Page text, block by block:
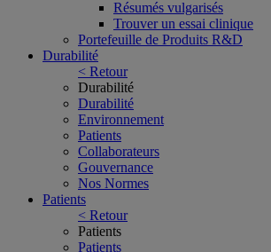
Résumés vulgarisés
Trouver un essai clinique
Portefeuille de Produits R&D
Durabilité
< Retour
Durabilité
Durabilité
Environnement
Patients
Collaborateurs
Gouvernance
Nos Normes
Patients
< Retour
Patients
Patients